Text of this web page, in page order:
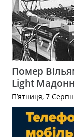
Помер
Light
П’ятниця, 7